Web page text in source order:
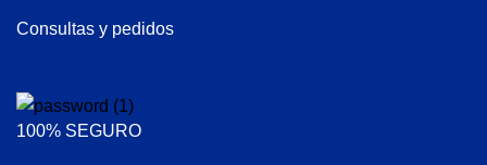
Consultas y pedidos
100% SEGURO